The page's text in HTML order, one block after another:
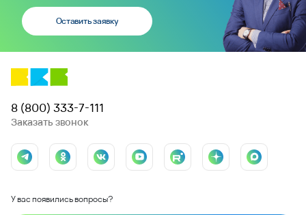
Оставить заявку
8 (800) 333-7-111
Заказать звонок
У вас появились вопросы?